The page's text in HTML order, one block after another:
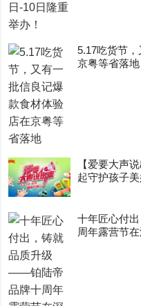
5.17吃货节
京粤等省落地
【爱要大声
起守护孩子
十年匠心付
周年露营节